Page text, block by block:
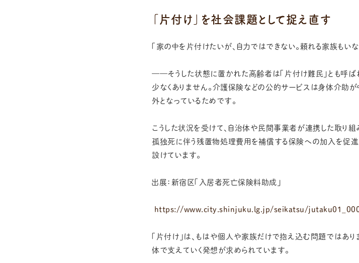
「片付け」を社会課題として捉え直す
「家の中を片付けたいが、自力ではできない。頼れる家族もいな
——そうした状態に置かれた高齢者は「片付け難民」とも呼ば
少なくありません。介護保険などの公的サービスは身体介助
外となっているためです。
こうした状況を受けて、自治体や民間事業者が連携した取り
孤独死に伴う残置物処理費用を補償する保険への加入を促
設けています。
出展：新宿区「入居者死亡保険料助成」
https://www.city.shinjuku.lg.jp/seikatsu/
「片付け」は、もはや個人や家族だけで抱え込む問題ではあ
体で支えていく発想が求められています。